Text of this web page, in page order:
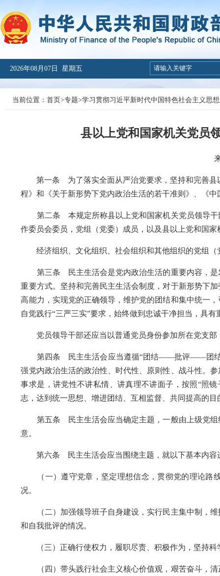
2026年08月07日 星期五
当前位置： 首页>专题>学习贯彻习近平新时代中国特色社会主义思
县以上党和国家机关党员
第一条 为了落实全面从严治党要求，坚持和完善县
程》和《关于新形势下党内政治生活的若干准则》、《
第二条 本规定所称县以上党和国家机关党员领导干
作委员会委员，党组（党委）成员，以及县以上党和国
经济组织、文化组织、社会组织和其他组织的党组（
第三条 民主生活会是党内政治生活的重要内容，是
重要方式。坚持和完善民主生活会制度，对于新形势下
高能力，实现党的正确领导，维护党的团结和集中统一
自觉践行“三严三实”要求，始终做到忠诚干净担当，具有
党员领导干部还应当以普通党员身份参加所在党支部
第四条 民主生活会应当遵循“团结——批评——团结”
强党内政治生活的政治性、时代性、原则性、战斗性。
事求是，讲党性不讲私情、讲真理不讲面子，按照“照
志，达到统一思想、增进团结、互相监督、共同提高的目
第五条 民主生活会应当确定主题，一般由上级党组
意。
第六条 民主生活会应当围绕主题，就以下基本内容
（一）遵守党章，坚定理想信念，贯彻党的理论路
况。
（二）加强领导班子自身建设，实行民主集中制，维
和自我批评的情况。
（三）正确行使权力，履职尽责、积极作为，坚持科
（四）带头践行社会主义核心价值观，艰苦奋斗，清